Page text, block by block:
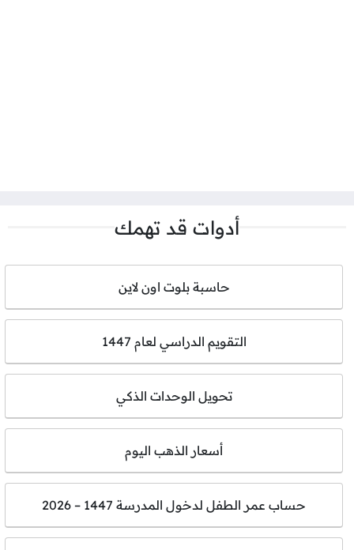
أدوات قد تهمك
حاسبة بلوت اون لاين
التقويم الدراسي لعام 1447
تحويل الوحدات الذكي
أسعار الذهب اليوم
حساب عمر الطفل لدخول المدرسة 1447 – 2026